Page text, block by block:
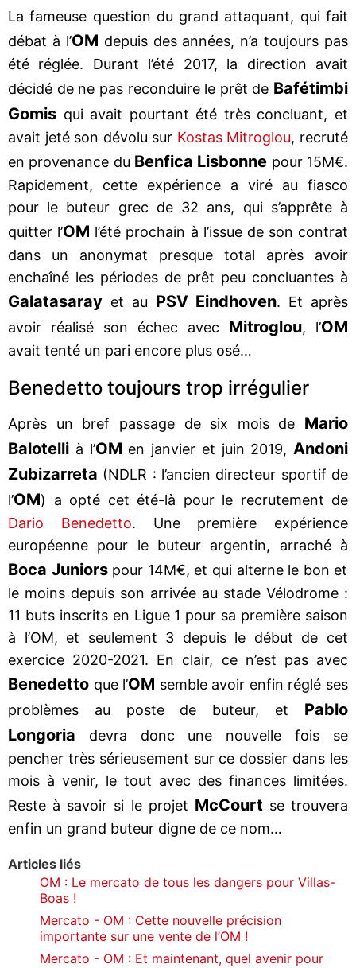
La fameuse question du grand attaquant, qui fait
débat à l’OM depuis des années, n’a toujours pas
été réglée. Durant l’été 2017, la direction avait
décidé de ne pas reconduire le prêt de Bafétimbi
Gomis qui avait pourtant été très concluant, et
avait jeté son dévolu sur Kostas Mitroglou, recruté
en provenance du Benfica Lisbonne pour 15M€.
Rapidement, cette expérience a viré au fiasco
pour le buteur grec de 32 ans, qui s’apprête à
quitter l’OM l’été prochain à l’issue de son contrat
dans un anonymat presque total après avoir
enchaîné les périodes de prêt peu concluantes à
Galatasaray et au PSV Eindhoven. Et après
avoir réalisé son échec avec Mitroglou, l’OM
avait tenté un pari encore plus osé…
Benedetto toujours trop irrégulier
Après un bref passage de six mois de Mario
Balotelli à l’OM en janvier et juin 2019, Andoni
Zubizarreta (NDLR : l’ancien directeur sportif de
l’OM) a opté cet été-là pour le recrutement de
Dario Benedetto. Une première expérience
européenne pour le buteur argentin, arraché à
Boca Juniorspour 14M€, et qui alterne le bon et
le moins depuis son arrivée au stade Vélodrome :
11 buts inscrits en Ligue 1 pour sa première saison
à l’OM, et seulement 3 depuis le début de cet
exercice 2020-2021. En clair, ce n’est pas avec
Benedetto que l’OM semble avoir enfin réglé ses
problèmes au poste de buteur, et Pablo
Longoria devra donc une nouvelle fois se
pencher très sérieusement sur ce dossier dans les
mois à venir, le tout avec des finances limitées.
Reste à savoir si le projet McCourt se trouvera
enfin un grand buteur digne de ce nom…
Articles liés
OM : Le mercato de tous les dangers pour Villas-
Boas !
Mercato - OM : Cette nouvelle précision
importante sur une vente de l’OM !
Mercato - OM : Et maintenant, quel avenir pour